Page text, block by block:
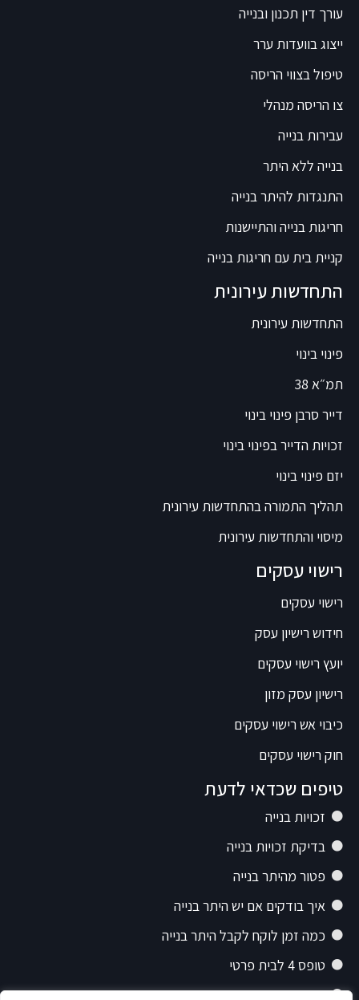
עורך דין תכנון ובנייה
ייצוג בוועדות ערר
טיפול בצווי הריסה
צו הריסה מנהלי
עבירות בנייה
בנייה ללא היתר
התנגדות להיתר בנייה
חריגות בנייה והתיישנות
קניית בית עם חריגות בנייה
התחדשות עירונית
התחדשות עירונית
פינוי בינוי
תמ״א 38
דייר סרבן פינוי בינוי
זכויות הדייר בפינוי בינוי
יזם פינוי בינוי
תהליך התמורה בהתחדשות עירונית
מיסוי והתחדשות עירונית
רישוי עסקים
רישוי עסקים
חידוש רישיון עסק
יועץ רישוי עסקים
רישיון עסק מזון
כיבוי אש רישוי עסקים
חוק רישוי עסקים
טיפים שכדאי לדעת
זכויות בנייה
בדיקת זכויות בנייה
פטור מהיתר בנייה
איך בודקים אם יש היתר בנייה
כמה זמן לוקח לקבל היתר בנייה
טופס 4 לבית פרטי
תיק רישוי בנייה